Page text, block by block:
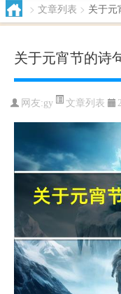
> 文章列表 > 关于元
关于元宵节的诗
网友:gy 文章列表